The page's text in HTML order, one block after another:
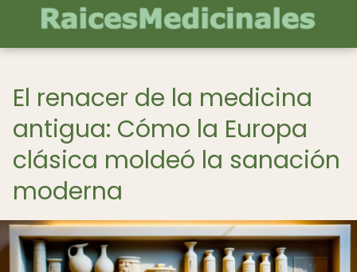
El renacer de la medicina
antigua: Cómo la Europa
clásica moldeó la sanación
moderna